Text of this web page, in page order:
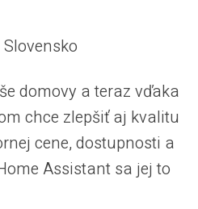
Slovensko
domovy a teraz vďaka
chce zlepšiť aj kvalitu
cene, dostupnosti a
Assistant sa jej to